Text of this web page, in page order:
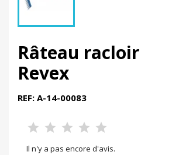
Râteau racloir
Revex
REF: A-14-00083
Il n'y a pas encore d'avis.